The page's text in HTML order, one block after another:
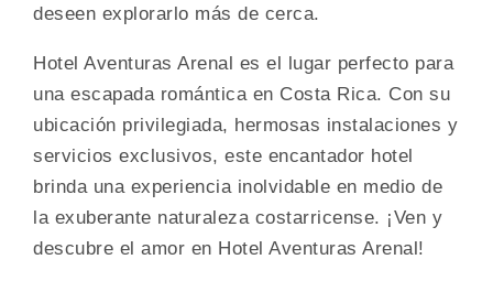
deseen explorarlo más de cerca.
Hotel Aventuras Arenal es el lugar perfecto para
una escapada romántica en Costa Rica. Con su
ubicación privilegiada, hermosas instalaciones y
servicios exclusivos, este encantador hotel
brinda una experiencia inolvidable en medio de
la exuberante naturaleza costarricense. ¡Ven y
descubre el amor en Hotel Aventuras Arenal!